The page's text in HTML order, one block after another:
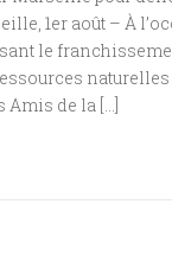
1er août – À
le
naturelles
Amis de la […]